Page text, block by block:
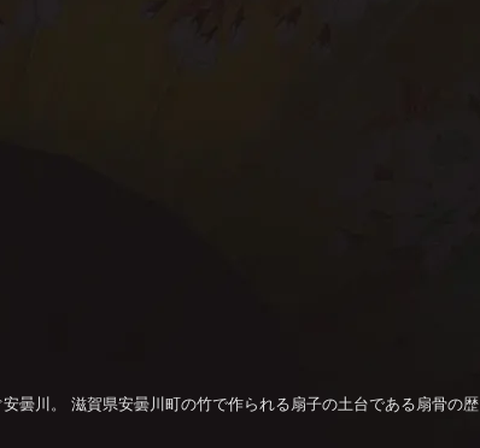
曇川。 滋賀県安曇川町の竹で作られる扇子の土台である扇骨の歴